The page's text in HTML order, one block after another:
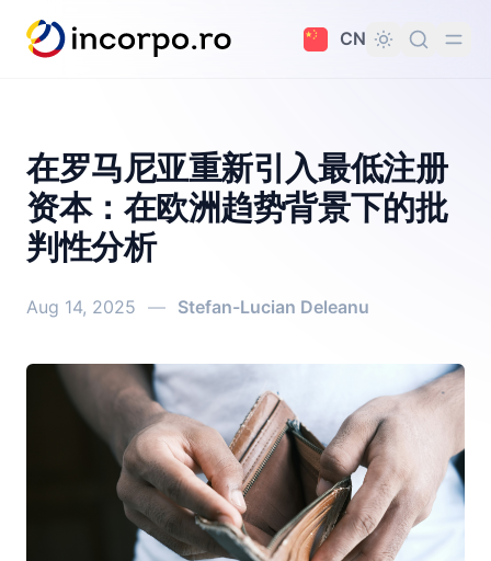
要内容
CN
在罗马尼亚重新引入最低注册
资本：在欧洲趋势背景下的批
判性分析
Aug 14, 2025 — Stefan-Lucian Deleanu